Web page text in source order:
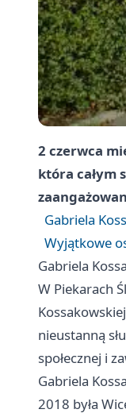
2 czerwca
która całym
Gabriela
Wyjątkowe
Gabriela
W Piekarach
nieustanną
społecznej i
Gabriela
2018 była